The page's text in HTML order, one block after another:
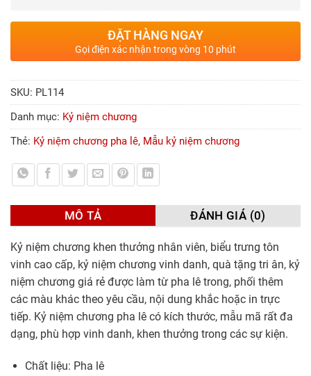
ĐẶT HÀNG NGAY
Gọi điện xác nhận trong vòng 10 phút
SKU: PL114
Danh mục: Kỷ niệm chương
Thẻ: Kỷ niệm chương pha lê, Mẫu kỷ niệm chương
MÔ TẢ ĐÁNH GIÁ (0)
Kỷ niệm chương khen thưởng nhân viên, biểu trưng tôn
vinh cao cấp, kỷ niệm chương vinh danh, quà tặng tri ân, kỷ
niệm chương giá rẻ được làm từ pha lê trong, phối thêm
các màu khác theo yêu cầu, nội dung khắc hoặc in trực
tiếp. Kỷ niệm chương pha lê có kích thước, mẫu mã rất đa
dạng, phù hợp vinh danh, khen thưởng trong các sự kiện.
Chất liệu: Pha lê